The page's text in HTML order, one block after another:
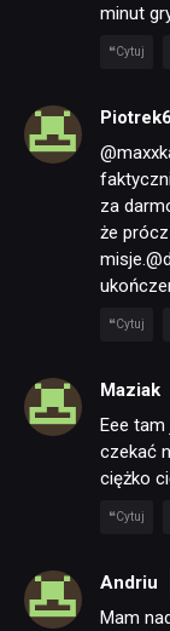
minut
Cytuj
za
że
Cytuj
Maziak
Eee
czekać
ciężko
Cytuj
Andriu
Mam